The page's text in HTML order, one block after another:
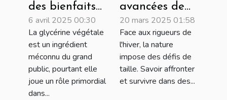
des bienfaits
de la glycérine
végétale dans
les savons
artisanaux
6 avril 2025 00:30
La glycérine végétale
est un ingrédient
méconnu du grand
public, pourtant elle
joue un rôle primordial
dans...
avancées de
survie en
conditions
hivernales
extrêmes
20 mars 2025 01:58
Face aux rigueurs de
l'hiver, la nature
impose des défis de
taille. Savoir affronter
et survivre dans des...